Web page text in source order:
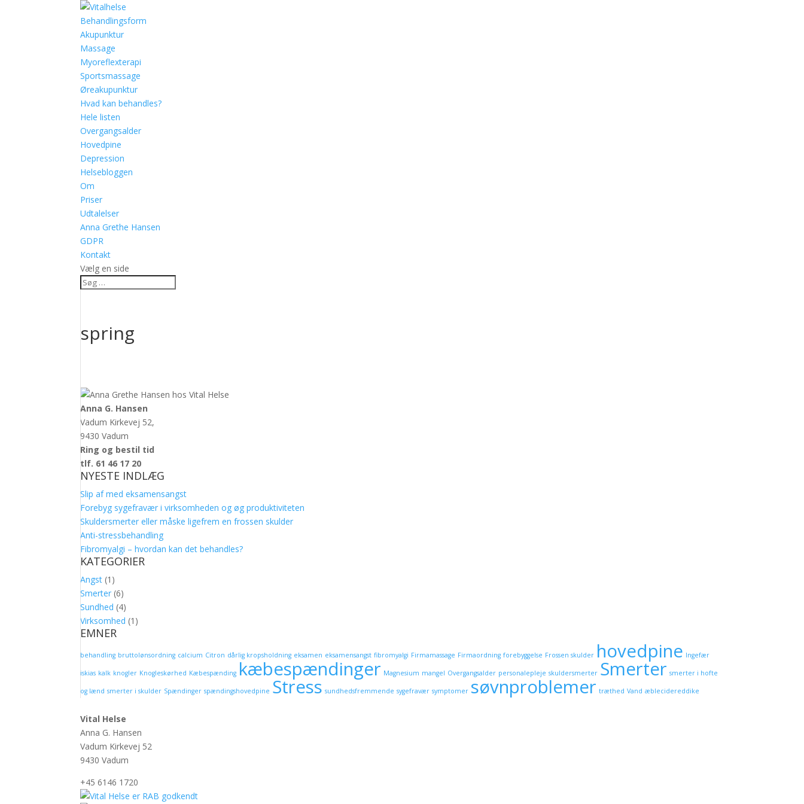
Behandlingsform
Akupunktur
Massage
Myoreflexterapi
Sportsmassage
Øreakupunktur
Hvad kan behandles?
Hele listen
Overgangsalder
Hovedpine
Depression
Helsebloggen
Om
Priser
Udtalelser
Anna Grethe Hansen
GDPR
Kontakt
Vælg en side
spring
Anna G. Hansen
Vadum Kirkevej 52,
9430 Vadum
Ring og bestil tid
tlf. 61 46 17 20
NYESTE INDLÆG
Slip af med eksamensangst
Forebyg sygefravær i virksomheden og øg produktiviteten
Skuldersmerter eller måske ligefrem en frossen skulder
Anti-stressbehandling
Fibromyalgi – hvordan kan det behandles?
KATEGORIER
Angst (1)
Smerter (6)
Sundhed (4)
Virksomhed (1)
EMNER
behandling bruttolønsordning calcium Citron dårlig kropsholdning eksamen eksamensangst fibromyalgi Firmamassage Firmaordning forebyggelse Frossen skulder hovedpine Ingefær
iskias kalk knogler Knogleskørhed Kæbespænding kæbespændinger Magnesium mangel Overgangsalder personalepleje skuldersmerter Smerter smerter i hofte
og lænd smerter i skulder Spændinger spændingshovedpine Stress sundhedsfremmende sygefravær symptomer søvnproblemer træthed Vand æblecidereddike
Vital Helse
Anna G. Hansen
Vadum Kirkevej 52
9430 Vadum
+45 6146 1720